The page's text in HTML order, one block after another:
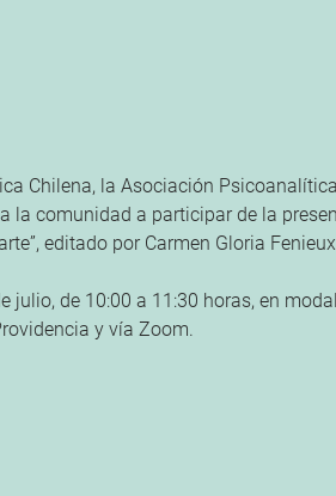
Chilena, la Asociación
la comunidad a participar de la
editado por Carmen Gloria
julio, de 10:00 a 11:30 horas, en
y vía Zoom.